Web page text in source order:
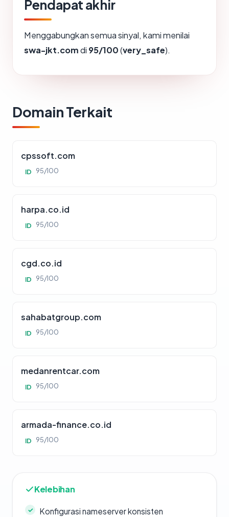
Pendapat akhir
Menggabungkan semua sinyal, kami menilai
swa-jkt.comdi 95/100(very_safe).
Domain Terkait
cpssoft.com
ID 95/100
harpa.co.id
ID 95/100
cgd.co.id
ID 95/100
sahabatgroup.com
ID 95/100
medanrentcar.com
ID 95/100
armada-finance.co.id
ID 95/100
Kelebihan
Konfigurasi nameserver konsisten